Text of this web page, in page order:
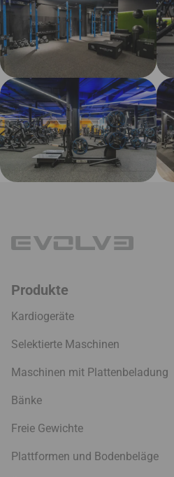
Produkte
Kardiogeräte
Selektierte Maschinen
Maschinen mit Plattenbeladung
Bänke
Freie Gewichte
Plattformen und Bodenbeläge